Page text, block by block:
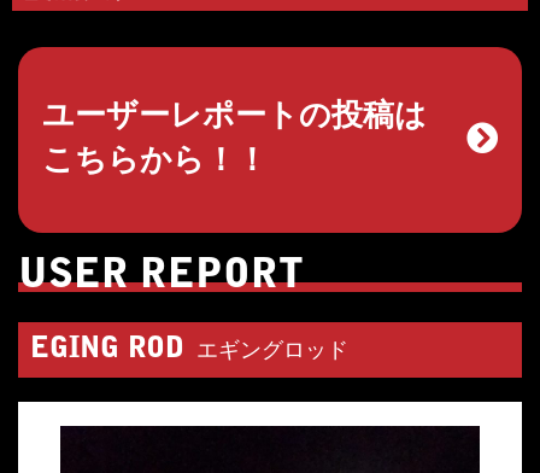
ユーザーレポートの投稿は
こちらから！！
USER REPORT
EGING ROD エギングロッド